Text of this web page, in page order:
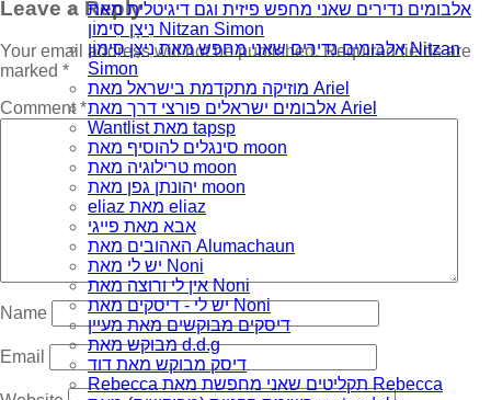
אלבומים נדירים שאני מחפש פיזית וגם דיגיטלית מאת
נִיצָן סִימוֹן Nitzan Simon
אלבומים נדירים שאני מחפש מאת נִיצָן סִימוֹן Nitzan
Simon
מוזיקה מתקדמת בישראל מאת Ariel
אלבומים ישראלים פורצי דרך מאת Ariel
Wantlist מאת tapsp
סינגלים להוסיף מאת moon
טרילוגיה מאת moon
יהונתן גפן מאת moon
eliaz מאת eliaz
אבא מאת פייגי
האהובים מאת Alumachaun
יש לי מאת Noni
אין לי ורוצה מאת Noni
יש לי - דיסקים מאת Noni
דיסקים מבוקשים מאת מעיין
מבוקש מאת d.d.g
דיסק מבוקש מאת דוד
Rebecca תקליטים שאני מחפשת מאת Rebecca
Leave a Reply
Your email address will not be published. Required fields are
marked *
Comment*
Name
Email